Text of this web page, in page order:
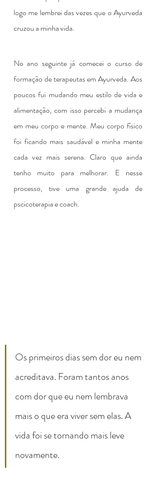
logo me lembrei das vezes que o Ayurveda
cruzou a minha vida.
No ano seguinte já comecei o curso de
formação de terapeutas em Ayurveda. Aos
poucos fui mudando meu estilo de vida e
alimentação, com isso percebi a mudança
em meu corpo e mente. Meu corpo físico
foi ficando mais saudável e minha mente
cada vez mais serena. Claro que ainda
tenho muito para melhorar. E nesse
processo, tive uma grande ajuda de
pscicoterapia e coach.
Os primeiros dias sem dor eu nem
acreditava. Foram tantos anos
com dor que eu nem lembrava
mais o que era viver sem elas. A
vida foi se tornando mais leve
novamente.